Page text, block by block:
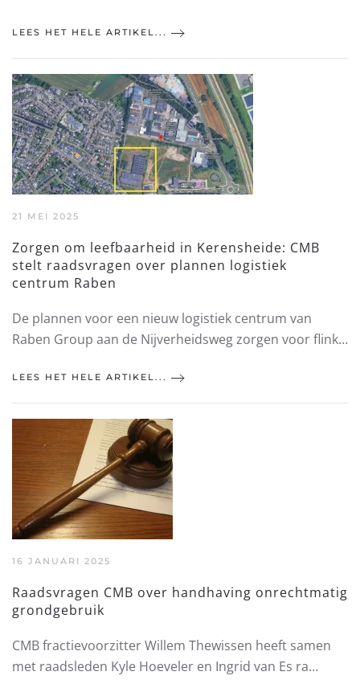
LEES HET HELE ARTIKEL...
21 MEI 2025
Zorgen om leefbaarheid in Kerensheide: CMB
stelt raadsvragen over plannen logistiek
centrum Raben
De plannen voor een nieuw logistiek centrum van
Raben Group aan de Nijverheidsweg zorgen voor flink…
LEES HET HELE ARTIKEL...
16 JANUARI 2025
Raadsvragen CMB over handhaving onrechtmatig
grondgebruik
CMB fractievoorzitter Willem Thewissen heeft samen
met raadsleden Kyle Hoeveler en Ingrid van Es ra…